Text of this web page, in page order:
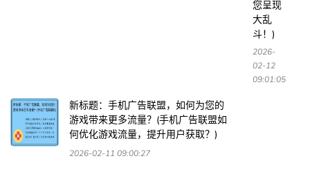
您呈现
大乱
斗！)
2026-
02-12
09:01:05
新标题：手机广告联盟，如何为您的
游戏带来更多流量？(手机广告联盟如
何优化游戏流量，提升用户获取？)
2026-02-11 09:00:27